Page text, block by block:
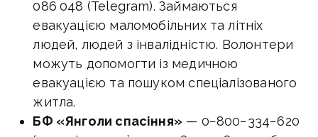
086 048 (Telegram). Займаються
евакуацією маломобільних та літніх
людей, людей з інвалідністю. Волонтери
можуть допомогти із медичною
евакуацією та пошуком спеціалізованого
житла.
БФ «Янголи спасіння» — 0−800−334−620